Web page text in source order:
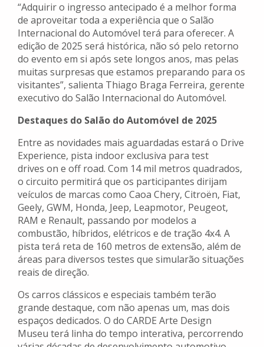
“Adquirir o ingresso antecipado é a melhor forma
de aproveitar toda a experiência que o Salão
Internacional do Automóvel terá para oferecer. A
edição de 2025 será histórica, não só pelo retorno
do evento em si após sete longos anos, mas pelas
muitas surpresas que estamos preparando para os
visitantes”, salienta Thiago Braga Ferreira, gerente
executivo do Salão Internacional do Automóvel.
Destaques do Salão do Automóvel de 2025
Entre as novidades mais aguardadas estará o Drive
Experience, pista indoor exclusiva para test
drives on e off road. Com 14 mil metros quadrados,
o circuito permitirá que os participantes dirijam
veículos de marcas como Caoa Chery, Citroën, Fiat,
Geely, GWM, Honda, Jeep, Leapmotor, Peugeot,
RAM e Renault, passando por modelos a
combustão, híbridos, elétricos e de tração 4x4. A
pista terá reta de 160 metros de extensão, além de
áreas para diversos testes que simularão situações
reais de direção.
Os carros clássicos e especiais também terão
grande destaque, com não apenas um, mas dois
espaços dedicados. O do CARDE Arte Design
Museu terá linha do tempo interativa, percorrendo